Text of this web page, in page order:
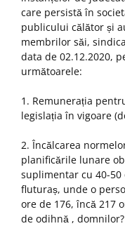
care persistă în
publicului călător și
membrilor săi,
data de 02.12.2020,
următoarele:
1. Remunerația
legislația în vigoare
2. Încălcarea
planificările lunare
suplimentar cu 40-
fluturaș, unde o
ore de 176, încă 217
de odihnă ,